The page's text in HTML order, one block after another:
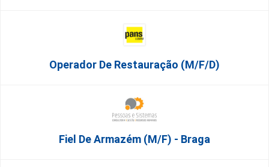
Operador De Restauração (m/f/d)
Fiel De Armazém (m/f) - Braga